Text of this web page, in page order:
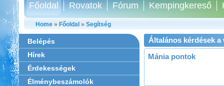
Főoldal Rovatok Fórum Kempingkereső
Home » Főoldal » Segítség
Belépés
Hírek
Érdekességek
Élménybeszámolók
Általános kérdések
Mánia pontok